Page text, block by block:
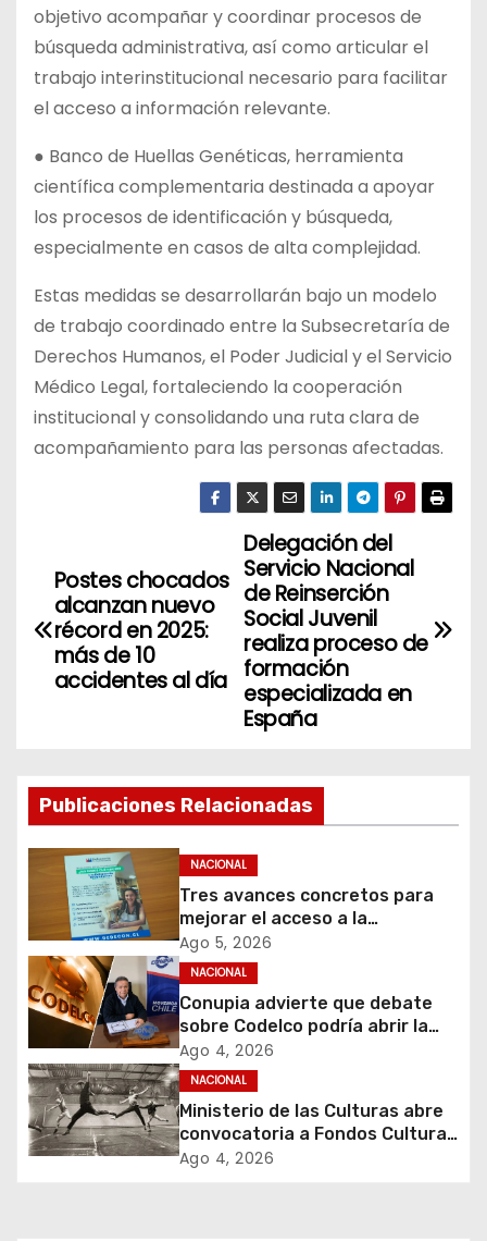
objetivo acompañar y coordinar procesos de
búsqueda administrativa, así como articular el
trabajo interinstitucional necesario para facilitar
el acceso a información relevante.
● Banco de Huellas Genéticas, herramienta
científica complementaria destinada a apoyar
los procesos de identificación y búsqueda,
especialmente en casos de alta complejidad.
Estas medidas se desarrollarán bajo un modelo
de trabajo coordinado entre la Subsecretaría de
Derechos Humanos, el Poder Judicial y el Servicio
Médico Legal, fortaleciendo la cooperación
institucional y consolidando una ruta clara de
acompañamiento para las personas afectadas.
v
a
c
n
d
e
e
n
Delegación del
Servicio Nacional
de Reinserción
Social Juvenil
realiza proceso de
formación
especializada en
España
Postes chocados
alcanzan nuevo
récord en 2025:
más de 10
accidentes al día
Publicaciones Relacionadas
NACIONAL
Tres avances concretos para
mejorar el acceso a la
información y proteger los
derechos de los contribuyentes
en materia de avalúos y
contribuciones
Ago 5, 2026
NACIONAL
Conupia advierte que debate
sobre Codelco podría abrir la
puerta a una nueva ola de
privatizaciones en Chile
Ago 4, 2026
NACIONAL
Ministerio de las Culturas abre
convocatoria a Fondos Cultura
2027 con foco en
Ago 4, 2026